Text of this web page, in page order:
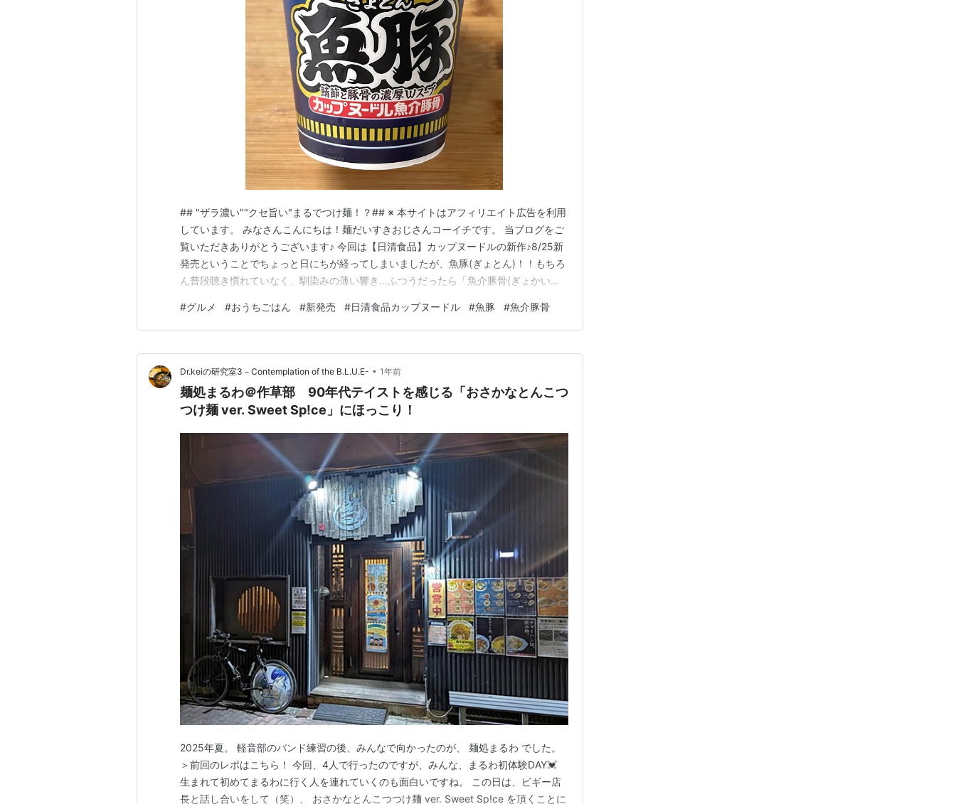
## "ザラ濃い""クセ旨い"まるでつけ麺！？## ※ 本サイトはアフィリエイト広告を利用
しています。 みなさんこんにちは！麺だいすきおじさんコーイチです。 当ブログをご
覧いただきありがとうございます♪ 今回は【日清食品】カップヌードルの新作♪8/25新
発売ということでちょっと日にちが経ってしまいましたが、魚豚(ぎょとん)！！もちろ
ん普段聴き慣れていなく、馴染みの薄い響き...ふつうだったら「魚介豚骨(ぎょかいと
イんです♪「ふつうに美味しい」「クセになる」「激うま」「味の説得力がヤバい」...
そんなに旨いのなら確認し…
#グルメ #おうちごはん #新発売 #日清食品カップヌードル #魚豚 #魚介豚骨
Dr.keiの研究室3－Contemplation of the B.L.U.E- • 1年前
麺処まるわ＠作草部 90年代テイストを感じる「おさかなとんこつ
つけ麺 ver. Sweet Sp!ce」にほっこり！
2025年夏。 軽音部のバンド練習の後、みんなで向かったのが、 麺処まるわ でした。
＞前回のレポはこちら！ 今回、4人で行ったのですが、みんな、まるわ初体験DAY💓
生まれて初めてまるわに行く人を連れていくのも面白いですね。 この日は、ビギー店
長と話し合いをして（笑）、 おさかなとんこつつけ麺 ver. Sweet Sp!ce を頂くことに